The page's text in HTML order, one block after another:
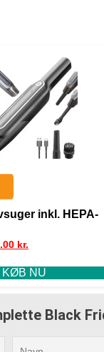
inkl. HEPA-
kr.
KØB NU
Black